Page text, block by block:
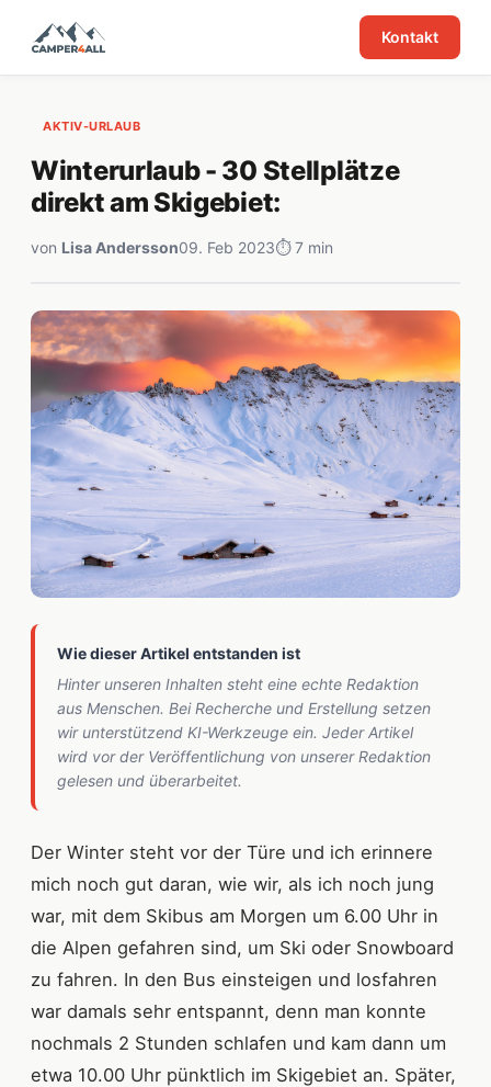
Kontakt
AKTIV-URLAUB
Winterurlaub - 30 Stellplätze
direkt am Skigebiet:
von Lisa Andersson09. Feb 2023⏱ 7 min
Wie dieser Artikel entstanden ist
Hinter unseren Inhalten steht eine echte Redaktion
aus Menschen. Bei Recherche und Erstellung setzen
wir unterstützend KI-Werkzeuge ein. Jeder Artikel
wird vor der Veröffentlichung von unserer Redaktion
gelesen und überarbeitet.
Der Winter steht vor der Türe und ich erinnere
mich noch gut daran, wie wir, als ich noch jung
war, mit dem Skibus am Morgen um 6.00 Uhr in
die Alpen gefahren sind, um Ski oder Snowboard
zu fahren. In den Bus einsteigen und losfahren
war damals sehr entspannt, denn man konnte
nochmals 2 Stunden schlafen und kam dann um
etwa 10.00 Uhr pünktlich im Skigebiet an. Später,